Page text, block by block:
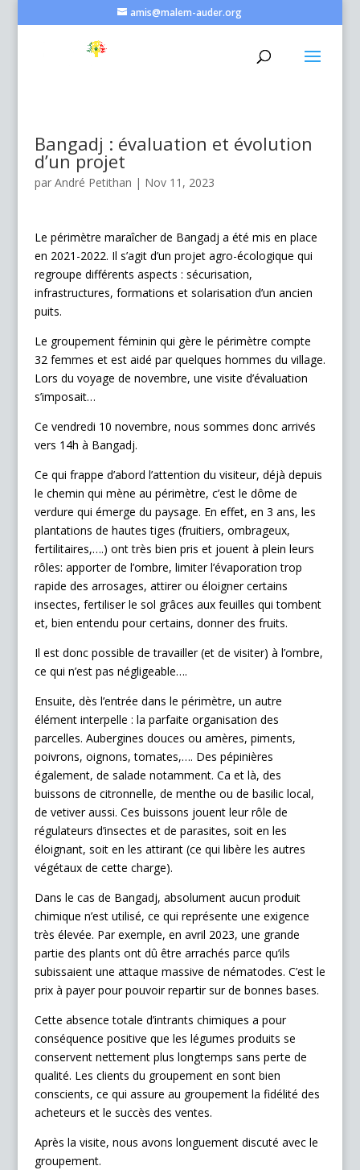
amis@malem-auder.org
Bangadj : évaluation et évolution
d’un projet
par André Petithan | Nov 11, 2023
Le périmètre maraîcher de Bangadj a été mis en place
en 2021-2022. Il s’agit d’un projet agro-écologique qui
regroupe différents aspects : sécurisation,
infrastructures, formations et solarisation d’un ancien
puits.
Le groupement féminin qui gère le périmètre compte
32 femmes et est aidé par quelques hommes du village.
Lors du voyage de novembre, une visite d’évaluation
s’imposait…
Ce vendredi 10 novembre, nous sommes donc arrivés
vers 14h à Bangadj.
Ce qui frappe d’abord l’attention du visiteur, déjà depuis
le chemin qui mène au périmètre, c’est le dôme de
verdure qui émerge du paysage. En effet, en 3 ans, les
plantations de hautes tiges (fruitiers, ombrageux,
fertilitaires,….) ont très bien pris et jouent à plein leurs
rôles: apporter de l’ombre, limiter l’évaporation trop
rapide des arrosages, attirer ou éloigner certains
insectes, fertiliser le sol grâces aux feuilles qui tombent
et, bien entendu pour certains, donner des fruits.
Il est donc possible de travailler (et de visiter) à l’ombre,
ce qui n’est pas négligeable….
Ensuite, dès l’entrée dans le périmètre, un autre
élément interpelle : la parfaite organisation des
parcelles. Aubergines douces ou amères, piments,
poivrons, oignons, tomates,…. Des pépinières
également, de salade notamment. Ca et là, des
buissons de citronnelle, de menthe ou de basilic local,
de vetiver aussi. Ces buissons jouent leur rôle de
régulateurs d’insectes et de parasites, soit en les
éloignant, soit en les attirant (ce qui libère les autres
végétaux de cette charge).
Dans le cas de Bangadj, absolument aucun produit
chimique n’est utilisé, ce qui représente une exigence
très élevée. Par exemple, en avril 2023, une grande
partie des plants ont dû être arrachés parce qu’ils
subissaient une attaque massive de nématodes. C’est le
prix à payer pour pouvoir repartir sur de bonnes bases.
Cette absence totale d’intrants chimiques a pour
conséquence positive que les légumes produits se
conservent nettement plus longtemps sans perte de
qualité. Les clients du groupement en sont bien
conscients, ce qui assure au groupement la fidélité des
acheteurs et le succès des ventes.
Après la visite, nous avons longuement discuté avec le
groupement.